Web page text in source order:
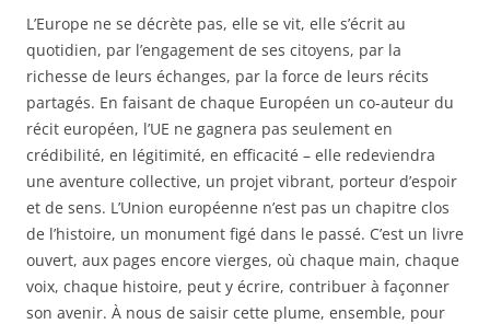
L’Europe ne se décrète pas, elle se vit, elle s’écrit au
quotidien, par l’engagement de ses citoyens, par la
richesse de leurs échanges, par la force de leurs récits
partagés. En faisant de chaque Européen un co-auteur du
récit européen, l’UE ne gagnera pas seulement en
crédibilité, en légitimité, en efficacité – elle redeviendra
une aventure collective, un projet vibrant, porteur d’espoir
et de sens. L’Union européenne n’est pas un chapitre clos
de l’histoire, un monument figé dans le passé. C’est un livre
ouvert, aux pages encore vierges, où chaque main, chaque
voix, chaque histoire, peut y écrire, contribuer à façonner
son avenir. À nous de saisir cette plume, ensemble, pour